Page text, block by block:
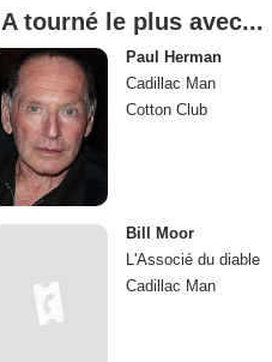
A tourné le plus avec...
Paul Herman
Cadillac Man
Cotton Club
Bill Moor
L'Associé du diable
Cadillac Man